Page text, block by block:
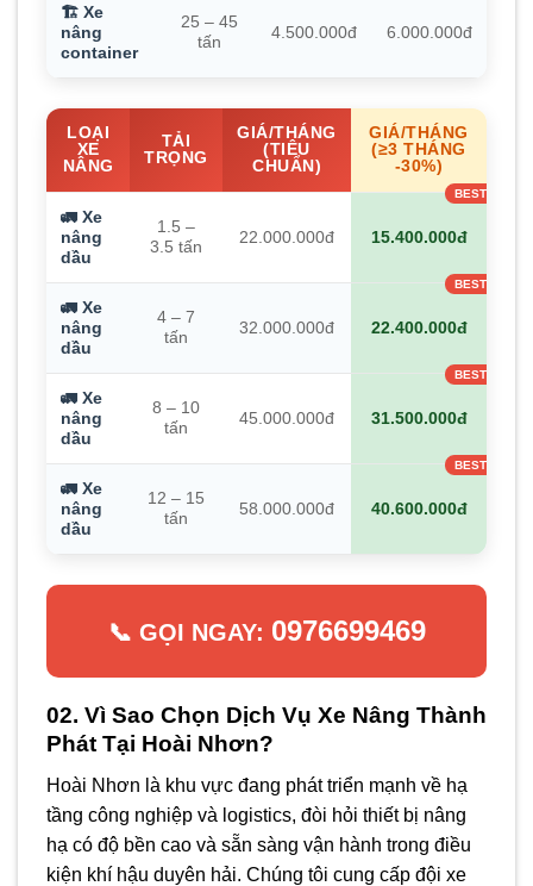
🏗️ Xe
nâng
container
25 – 45
tấn
4.500.000đ 6.000.000đ
LOẠI
XE
NÂNG
TẢI
TRỌNG
GIÁ/THÁNG
(TIÊU
CHUẨN)
GIÁ/THÁNG
(≥3 THÁNG
-30%)
🚛 Xe
nâng
dầu
1.5 –
3.5 tấn
22.000.000đ 15.400.000đ
🚛 Xe
nâng
dầu
4 – 7
tấn
32.000.000đ 22.400.000đ
🚛 Xe
nâng
dầu
8 – 10
tấn
45.000.000đ 31.500.000đ
🚛 Xe
nâng
dầu
12 – 15
tấn
58.000.000đ 40.600.000đ
📞 GỌI NGAY: 0976699469
02. Vì Sao Chọn Dịch Vụ Xe Nâng Thành
Phát Tại Hoài Nhơn?
Hoài Nhơn là khu vực đang phát triển mạnh về hạ
tầng công nghiệp và logistics, đòi hỏi thiết bị nâng
hạ có độ bền cao và sẵn sàng vận hành trong điều
kiện khí hậu duyên hải. Chúng tôi cung cấp đội xe